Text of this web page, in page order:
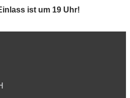
ist um 19 Uhr!